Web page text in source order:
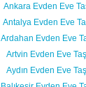
Ankara Evden Eve
Antalya Evden Eve
Ardahan Evden Eve
Artvin Evden Eve
Aydın Evden Eve